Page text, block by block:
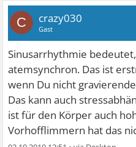
C crazy030
Gast
Sinusarrhythmie
atemsynchron. Das ist
wenn Du nicht
Das kann auch
ist für den Körper auch
Vorhofflimmern hat das